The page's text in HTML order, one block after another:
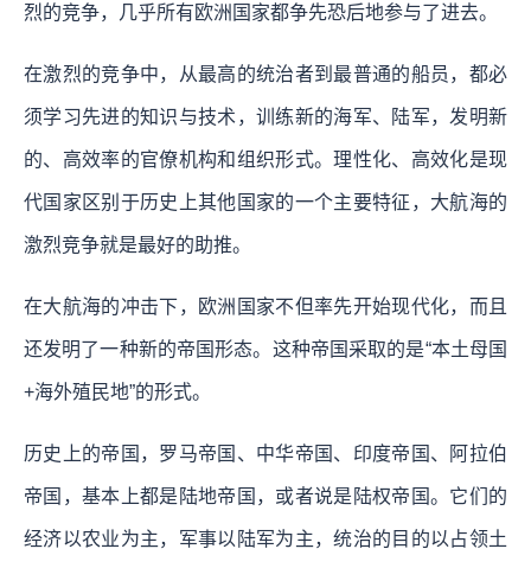
烈的竞争，几乎所有欧洲国家都争先恐后地参与了进去。
在激烈的竞争中，从最高的统治者到最普通的船员，都必
须学习先进的知识与技术，训练新的海军、陆军，发明新
的、高效率的官僚机构和组织形式。理性化、高效化是现
代国家区别于历史上其他国家的一个主要特征，大航海的
激烈竞争就是最好的助推。
在大航海的冲击下，欧洲国家不但率先开始现代化，而且
还发明了一种新的帝国形态。这种帝国采取的是“本土母国
+海外殖民地”的形式。
历史上的帝国，罗马帝国、中华帝国、印度帝国、阿拉伯
帝国，基本上都是陆地帝国，或者说是陆权帝国。它们的
经济以农业为主，军事以陆军为主，统治的目的以占领土